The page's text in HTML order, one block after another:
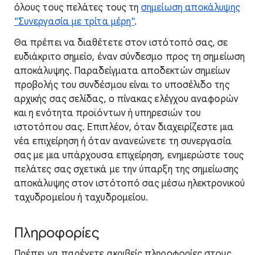
όλους τους πελάτες τους τησημείωση αποκάλυψης
"Συνεργασία με τρίτα μέρη".
Θα πρέπει να διαθέτετε στον ιστότοπό σας, σε
ευδιάκριτο σημείο, έναν σύνδεσμο προς τη σημείωση
αποκάλυψης. Παραδείγματα αποδεκτών σημείων
προβολής του συνδέσμου είναι το υποσέλιδο της
αρχικής σας σελίδας, ο πίνακας ελέγχου αναφορών
και η ενότητα προϊόντων ή υπηρεσιών του
ιστοτόπου σας. Επιπλέον, όταν διαχειρίζεστε μια
νέα επιχείρηση ή όταν ανανεώνετε τη συνεργασία
σας με μια υπάρχουσα επιχείρηση, ενημερώστε τους
πελάτες σας σχετικά με την ύπαρξη της σημείωσης
αποκάλυψης στον ιστότοπό σας μέσω ηλεκτρονικού
ταχυδρομείου ή ταχυδρομείου.
Πληροφορίες